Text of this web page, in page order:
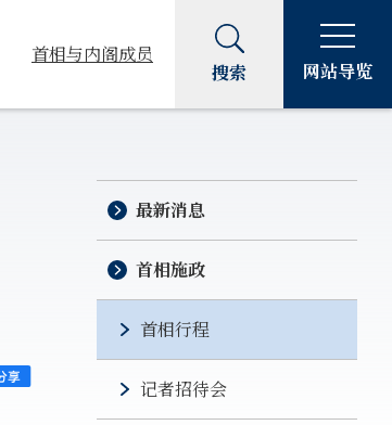
首相与内阁成员
搜索 网站导览
最新消息
首相施政
首相行程
记者招待会